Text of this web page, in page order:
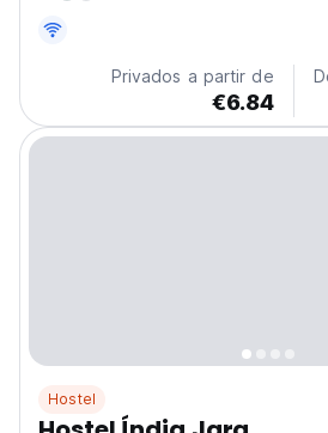
Privados a partir de
€6.84
Hostel